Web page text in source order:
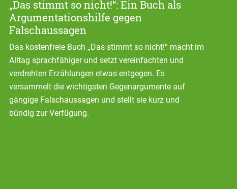
„Das stimmt so nicht!“: Ein Buch als
Argumentationshilfe gegen
Falschaussagen
Das kostenfreie Buch „Das stimmt so nicht!“ macht im
Alltag sprachfähiger und setzt vereinfachten und
verdrehten Erzählungen etwas entgegen. Es
versammelt die wichtigsten Gegenargumente auf
gängige Falschaussagen und stellt sie kurz und
bündig zur Verfügung.